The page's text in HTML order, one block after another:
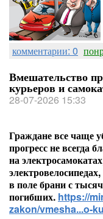
комментарии: 0
Вмешательство
курьеров и
28-07-2026 15:33
Граждане все чаще
прогресс не всегда
на
в поле брани с
погибших. https://
zakon/vmesha...o-